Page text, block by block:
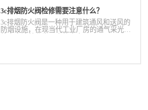
3c排烟防火阀检修需要注意什么？
3c排烟防火阀是一种用于建筑通风和送风的
防烟设施，在现当代工业厂房的通气采光系